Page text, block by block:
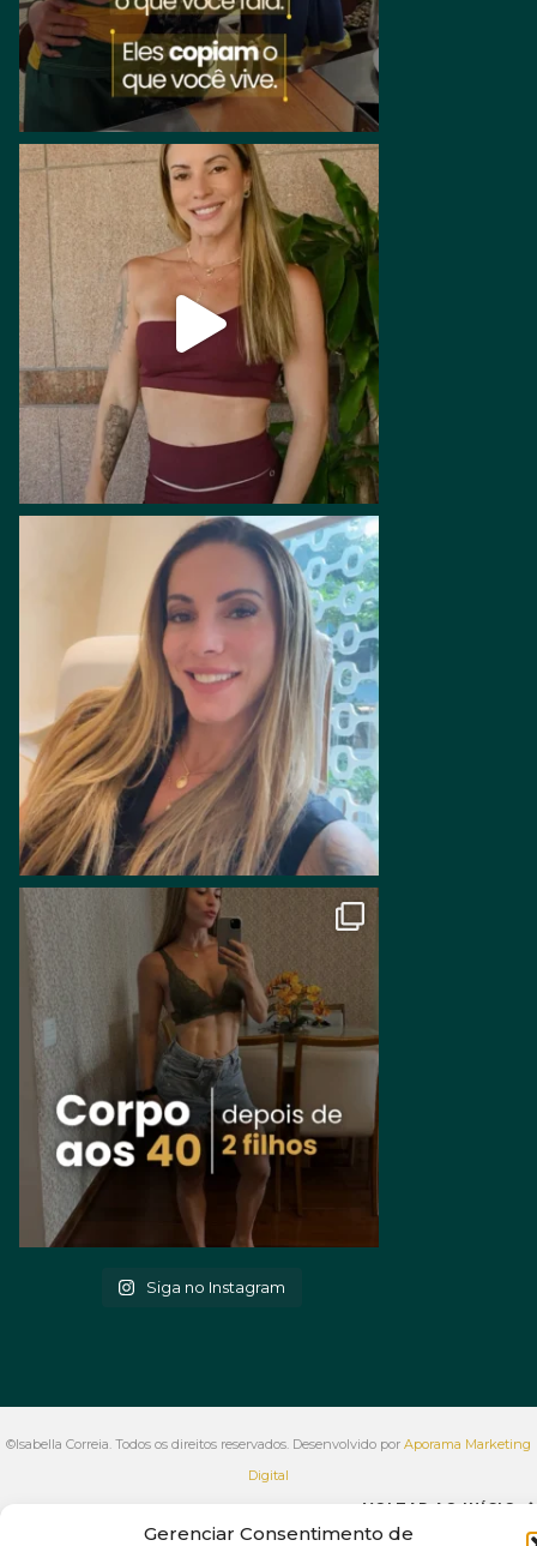
Gerenciar Consentimento de
Siga no Instagram
©Isabella Correia. Todos os direitos reservados. Desenvolvido por Aporama Marketing
Digital
VOLTAR AO INÍCIO